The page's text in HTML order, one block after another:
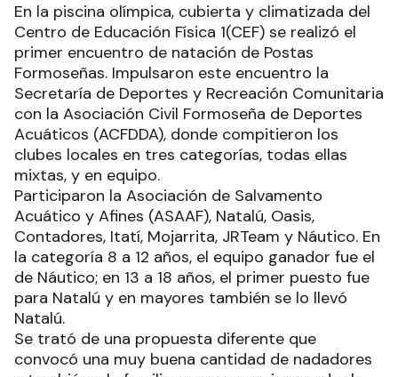
En la piscina olímpica, cubierta y climatizada del
Centro de Educación Física 1(CEF) se realizó el
primer encuentro de natación de Postas
Formoseñas. Impulsaron este encuentro la
Secretaría de Deportes y Recreación Comunitaria
con la Asociación Civil Formoseña de Deportes
Acuáticos (ACFDDA), donde compitieron los
clubes locales en tres categorías, todas ellas
mixtas, y en equipo.
Participaron la Asociación de Salvamento
Acuático y Afines (ASAAF), Natalú, Oasis,
Contadores, Itatí, Mojarrita, JRTeam y Náutico. En
la categoría 8 a 12 años, el equipo ganador fue el
de Náutico; en 13 a 18 años, el primer puesto fue
para Natalú y en mayores también se lo llevó
Natalú.
Se trató de una propuesta diferente que
convocó una muy buena cantidad de nadadores